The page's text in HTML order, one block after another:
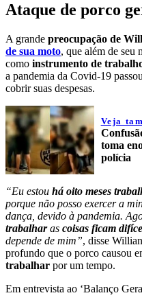
Ataque de porco
A grande preocupação de
de sua moto, que além de seu
como instrumento de
a pandemia da Covid-19
cobrir suas despesas.
Veja
toma
polícia
“Eu estou há oito meses
porque não posso exercer a
dança, devido à pandemia.
trabalharas coisas ficam
depende de mim”, disse
profundo que o porco causou
trabalhar por um tempo.
Em entrevista ao ‘Balanço